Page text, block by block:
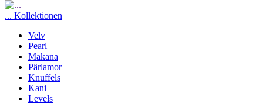
... Kollektionen
Velv
Pearl
Makana
Pärlamor
Knuffels
Kani
Levels